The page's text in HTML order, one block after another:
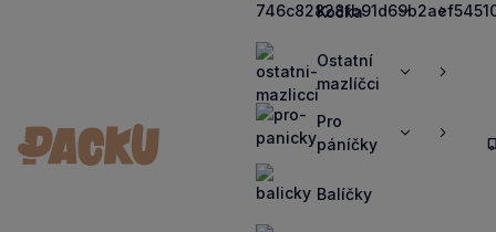
Kočka
ZobrazitZobrazit
Ostatní
mazlíčci
ZobrazitZobrazit
Pro
páníčky
ZobrazitZobrazit
Balíčky